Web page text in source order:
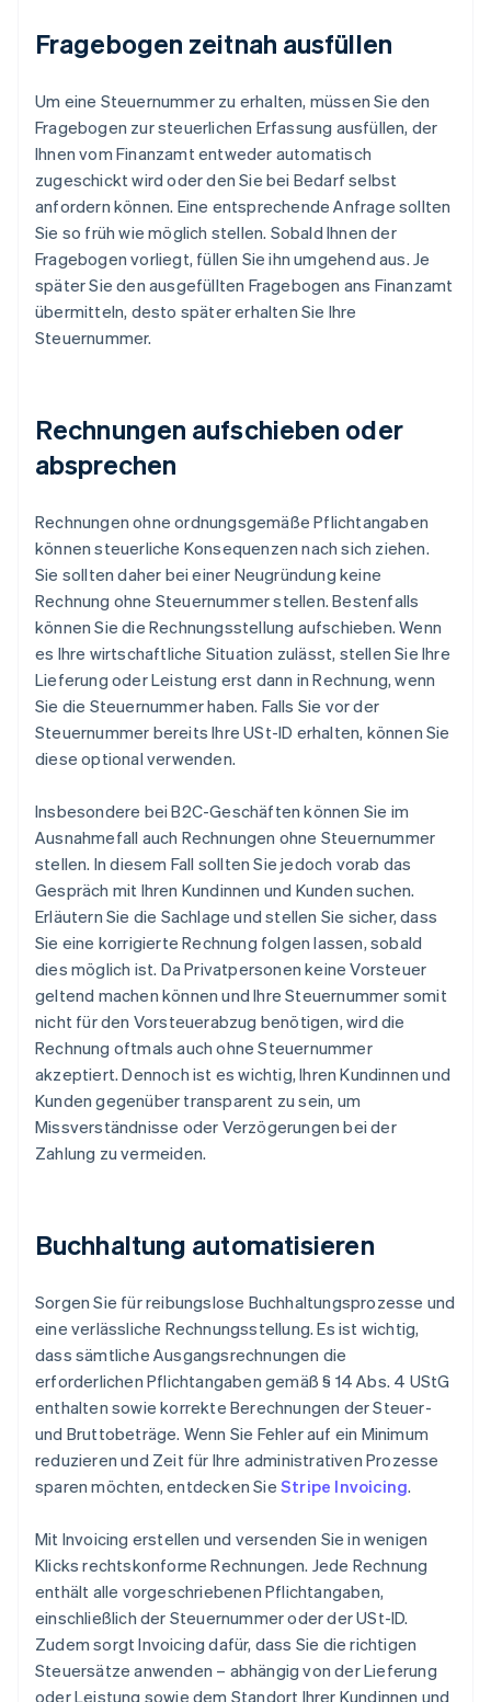
Fragebogen zeitnah ausfüllen
Um eine Steuernummer zu erhalten, müssen Sie den
Fragebogen zur steuerlichen Erfassung ausfüllen, der
Ihnen vom Finanzamt entweder automatisch
zugeschickt wird oder den Sie bei Bedarf selbst
anfordern können. Eine entsprechende Anfrage sollten
Sie so früh wie möglich stellen. Sobald Ihnen der
Fragebogen vorliegt, füllen Sie ihn umgehend aus. Je
später Sie den ausgefüllten Fragebogen ans Finanzamt
übermitteln, desto später erhalten Sie Ihre
Steuernummer.
Rechnungen aufschieben oder
absprechen
Rechnungen ohne ordnungsgemäße Pflichtangaben
können steuerliche Konsequenzen nach sich ziehen.
Sie sollten daher bei einer Neugründung keine
Rechnung ohne Steuernummer stellen. Bestenfalls
können Sie die Rechnungsstellung aufschieben. Wenn
es Ihre wirtschaftliche Situation zulässt, stellen Sie Ihre
Lieferung oder Leistung erst dann in Rechnung, wenn
Sie die Steuernummer haben. Falls Sie vor der
Steuernummer bereits Ihre USt-ID erhalten, können Sie
diese optional verwenden.
Insbesondere bei B2C-Geschäften können Sie im
Ausnahmefall auch Rechnungen ohne Steuernummer
stellen. In diesem Fall sollten Sie jedoch vorab das
Gespräch mit Ihren Kundinnen und Kunden suchen.
Erläutern Sie die Sachlage und stellen Sie sicher, dass
Sie eine korrigierte Rechnung folgen lassen, sobald
dies möglich ist. Da Privatpersonen keine Vorsteuer
geltend machen können und Ihre Steuernummer somit
nicht für den Vorsteuerabzug benötigen, wird die
Rechnung oftmals auch ohne Steuernummer
akzeptiert. Dennoch ist es wichtig, Ihren Kundinnen und
Kunden gegenüber transparent zu sein, um
Missverständnisse oder Verzögerungen bei der
Zahlung zu vermeiden.
Buchhaltung automatisieren
Sorgen Sie für reibungslose Buchhaltungsprozesse und
eine verlässliche Rechnungsstellung. Es ist wichtig,
dass sämtliche Ausgangsrechnungen die
erforderlichen Pflichtangaben gemäß § 14 Abs. 4 UStG
enthalten sowie korrekte Berechnungen der Steuer-
und Bruttobeträge. Wenn Sie Fehler auf ein Minimum
reduzieren und Zeit für Ihre administrativen Prozesse
sparen möchten, entdecken Sie Stripe Invoicing.
Mit Invoicing erstellen und versenden Sie in wenigen
Klicks rechtskonforme Rechnungen. Jede Rechnung
enthält alle vorgeschriebenen Pflichtangaben,
einschließlich der Steuernummer oder der USt-ID.
Zudem sorgt Invoicing dafür, dass Sie die richtigen
Steuersätze anwenden – abhängig von der Lieferung
oder Leistung sowie dem Standort Ihrer Kundinnen und